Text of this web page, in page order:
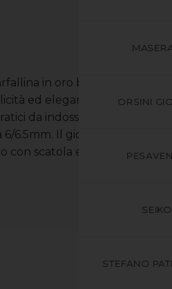
ORSINI
SEIKO
STEFANO
in oro bianco 18kt. Le
ed eleganza si uniscono
da indossare e facili da
6.5mm. Il gioiello è
con scatola e garanzia